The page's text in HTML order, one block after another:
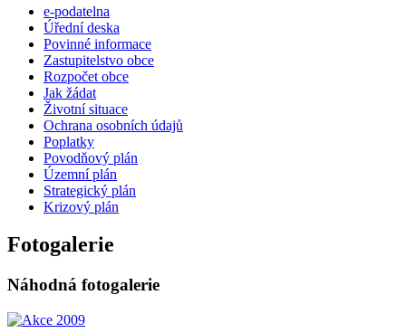
e-podatelna
Úřední deska
Povinné informace
Zastupitelstvo obce
Rozpočet obce
Jak žádat
Životní situace
Ochrana osobních údajů
Poplatky
Povodňový plán
Územní plán
Strategický plán
Krizový plán
Fotogalerie
Náhodná fotogalerie